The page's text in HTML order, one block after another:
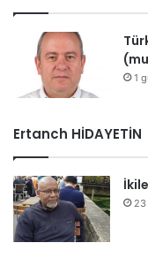
1
Ertanch HİDAYETİN